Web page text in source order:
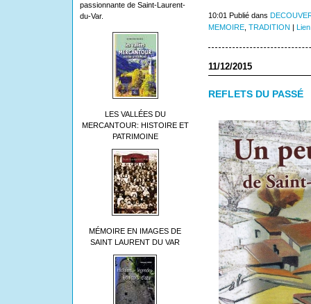
passionnante de Saint-Laurent-
du-Var.
LES VALLÉES DU
MERCANTOUR: HISTOIRE ET
PATRIMOINE
MÉMOIRE EN IMAGES DE
SAINT LAURENT DU VAR
10:01 Publié dans
MEMOIRE, TRADITION
11/12/2015
REFLETS DU PASSÉ